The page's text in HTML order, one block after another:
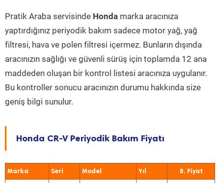
Pratik Araba servisinde Honda marka aracınıza
yaptırdığınız periyodik bakım sadece motor yağ, yağ
filtresi, hava ve polen filtresi içermez. Bunların dışında
aracınızın sağlığı ve güvenli sürüş için toplamda 12 ana
maddeden oluşan bir kontrol listesi aracınıza uygulanır.
Bu kontroller sonucu aracınızın durumu hakkında size
geniş bilgi sunulur.
Honda CR-V Periyodik Bakım Fiyatı
Marka Seri Model Yıl